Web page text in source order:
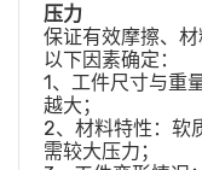
压力
保证有效摩擦、
以下因素确定：
1、工件尺寸与重
越大；
2、材料特性：软
需较大压力；